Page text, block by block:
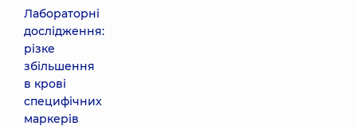
Лабораторні
дослідження:
різке
збільшення
в крові
специфічних
маркерів